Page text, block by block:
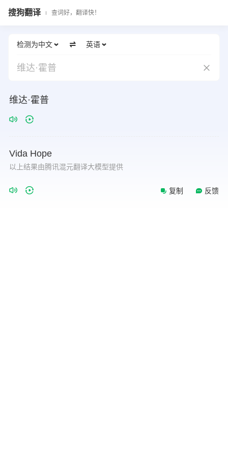
搜狗翻译 查词好，翻译快！
检测为中文 英语
维达·霍普
维达·霍普
Vida Hope
以上结果由腾讯混元翻译大模型提供
复制 反馈